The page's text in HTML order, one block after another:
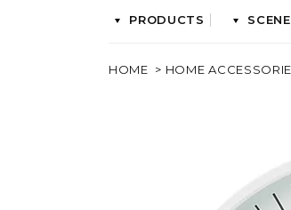
PRODUCTS SCENE
HOME > HOME